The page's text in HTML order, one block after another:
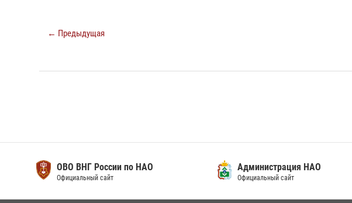
← Предыдущая
ОВО ВНГ России по НАО
Официальный сайт
Администрация НАО
Официальный сайт